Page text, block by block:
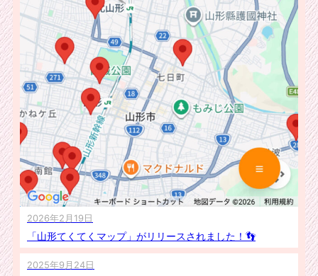
2026年2月19日
「山形てくてくマップ」がリリースされました！👣
2025年9月24日